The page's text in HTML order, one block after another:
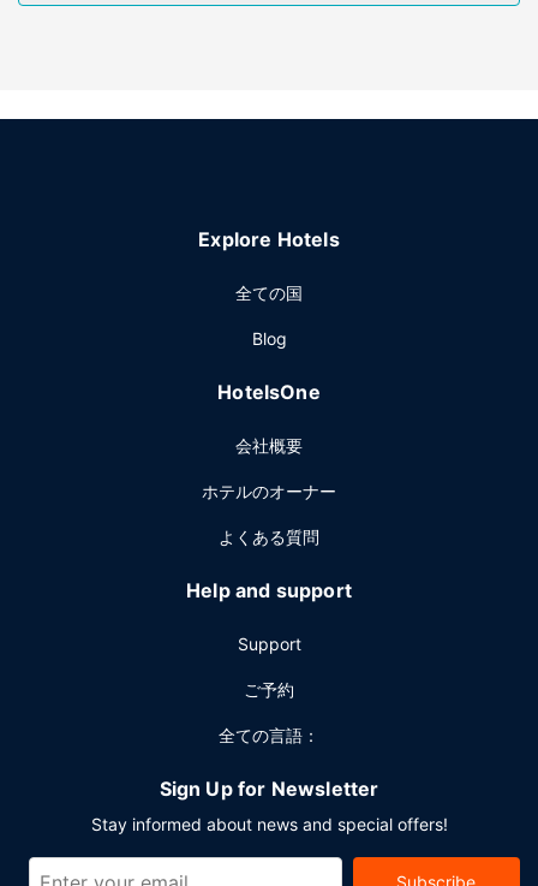
だけます。
ロントデスク、多言語サービスをお使いいただけます。敷地
Explore Hotels
全ての国
Blog
HotelsOne
会社概要
ホテルのオーナー
よくある質問
Help and support
Support
ご予約
全ての言語：
Sign Up for Newsletter
Stay informed about news and special offers!
Subscribe